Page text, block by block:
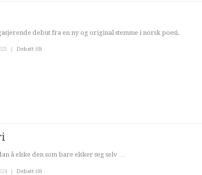
debut fra en ny og original stemme i norsk poesi.
| Debatt (0)
å elske den som bare elsker seg selv …
| Debatt (0)